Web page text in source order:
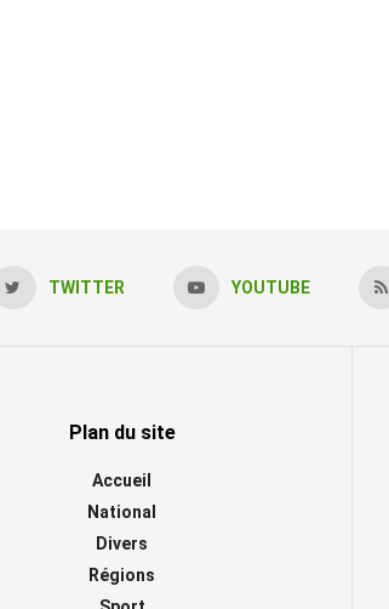
TWITTER YOUTUBE
Plan du site
Accueil
National
Divers
Régions